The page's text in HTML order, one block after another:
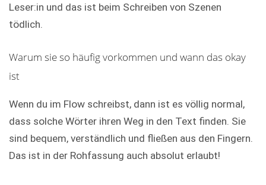
Leser:in und das ist beim Schreiben von Szenen
tödlich.
Warum sie so häufig vorkommen und wann das okay
ist
Wenn du im Flow schreibst, dann ist es völlig normal,
dass solche Wörter ihren Weg in den Text finden. Sie
sind bequem, verständlich und fließen aus den Fingern.
Das ist in der Rohfassung auch absolut erlaubt!